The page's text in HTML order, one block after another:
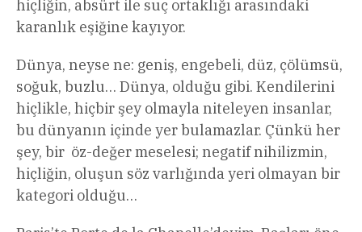
hiçliğin, absürt ile suç ortaklığı arasındaki
karanlık eşiğine kayıyor.
Dünya, neyse ne: geniş, engebeli, düz, çölümsü,
soğuk, buzlu… Dünya, olduğu gibi. Kendilerini
hiçlikle, hiçbir şey olmayla niteleyen insanlar,
bu dünyanın içinde yer bulamazlar. Çünkü her
şey, bir öz-değer meselesi; negatif nihilizmin,
hiçliğin, oluşun söz varlığında yeri olmayan bir
kategori olduğu…